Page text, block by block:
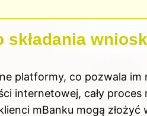
platformy, co pozwala im
internetowej, cały proces
mBanku mogą złożyć